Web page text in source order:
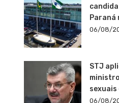
Paraná
06/08/
STJ
sexuais
06/08/